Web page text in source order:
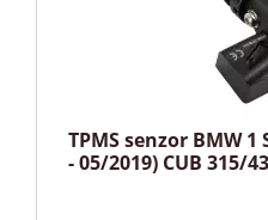
TPMS senzor BMW 1
- 05/2019) CUB 315/